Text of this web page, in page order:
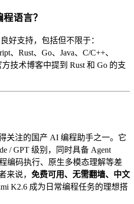
语言？
好支持，包括但不限于：
、Rust、Go、Java、C/C++、
技术博客中提到 Rust 和 Go 的支
关注的国产 AI 编程助手之一。它
/ GPT 级别，同时具备 Agent
编码执行、原生多模态理解等差
来说， 免费可用、无需翻墙、中文
K2.6 成为日常编程任务的理想搭